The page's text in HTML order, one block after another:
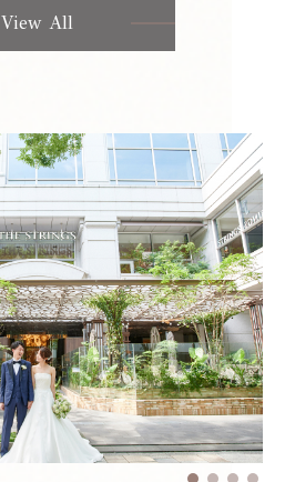
View All